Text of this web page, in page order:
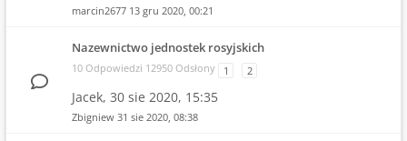
marcin2677 13 gru 2020, 00:21
Nazewnictwo jednostek rosyjskich
10 Odpowiedzi 12950 Odsłony 1 2
Jacek, 30 sie 2020, 15:35
Zbigniew 31 sie 2020, 08:38